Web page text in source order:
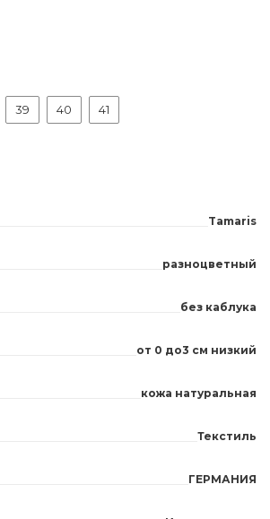
39 40 41
Tamaris
разноцветный
без каблука
от 0 до3 см низкий
кожа натуральная
Текстиль
ГЕРМАНИЯ